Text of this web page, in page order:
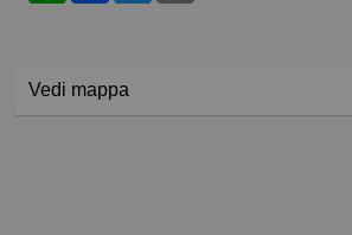
Vedi mappa